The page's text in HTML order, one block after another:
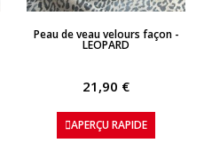
APERÇU RAPIDE
Peau de veau velours façon -
LEOPARD
21,90 €
APERÇU RAPIDE